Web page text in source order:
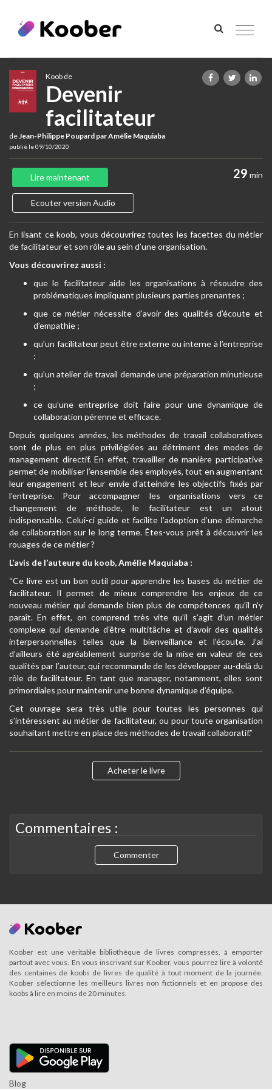
Toggle
Koob de
Devenir
facilitateur
deJean-Philippe Poupard par Amélie Maquiaba
publié le 09/10/2020
29 min
Lire maintenant
Ecouter version Audio
En lisant ce koob, vous découvrirez toutes les facettes du métier
de facilitateur et son rôle au sein d’une organisation.
Vous découvrirez aussi :
que le facilitateur aide les organisations à résoudre des
problématiques impliquant plusieurs parties prenantes ;
que ce métier nécessite d’avoir des qualités d’écoute et
d’empathie ;
qu’un facilitateur peut être externe ou interne à l’entreprise
;
qu’un atelier de travail demande une préparation minutieuse
;
ce qu’une entreprise doit faire pour une dynamique de
collaboration pérenne et efficace.
Depuis quelques années, les méthodes de travail collaboratives
sont de plus en plus privilégiées au détriment des modes de
management directif. En effet, travailler de manière participative
permet de mobiliser l’ensemble des employés, tout en augmentant
leur engagement et leur envie d’atteindre les objectifs fixés par
l’entreprise. Pour accompagner les organisations vers ce
changement de méthode, le facilitateur est un atout
indispensable. Celui-ci guide et facilite l’adoption d’une démarche
de collaboration sur le long terme. Êtes-vous prêt à découvrir les
rouages de ce métier ?
L’avis de l’auteure du koob, Amélie Maquiaba :
“Ce livre est un bon outil pour apprendre les bases du métier de
facilitateur. Il permet de mieux comprendre les enjeux de ce
nouveau métier qui demande bien plus de compétences qu’il n’y
paraît. En effet, on comprend très vite qu’il s’agit d’un métier
complexe qui demande d’être multitâche et d’avoir des qualités
interpersonnelles telles que la bienveillance et l’écoute. J’ai
d’ailleurs été agréablement surprise de la mise en valeur de ces
qualités par l’auteur, qui recommande de les développer au-delà du
rôle de facilitateur. En tant que manager, notamment, elles sont
primordiales pour maintenir une bonne dynamique d’équipe.
Cet ouvrage sera très utile pour toutes les personnes qui
s’intéressent au métier de facilitateur, ou pour toute organisation
souhaitant mettre en place des méthodes de travail collaboratif.”
Acheter le livre
Commentaires :
Commenter
Koober est une véritable bibliothèque de livres compressés, à emporter
partout avec vous. En vous inscrivant sur Koober, vous pourrez lire à volonté
des centaines de koobs de livres de qualité à tout moment de la journée.
Koober sélectionne les meilleurs livres non fictionnels et en propose des
koobs à lire en moins de 20 minutes.
Blog